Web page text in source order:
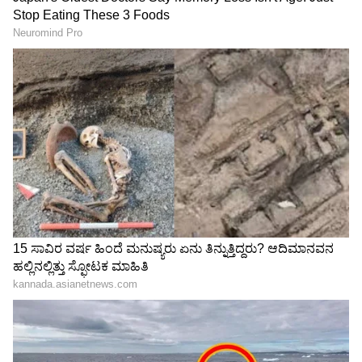
ಎದುರಾಗಿದೆ. ಭಾರಿ ಮಳೆಯಾದರೆ ಮಣ್ಣು ಸಡಿಲಗೊಂಡು ಗುಡ್ಡ
ಕುಸಿದರೆ ಅಪಾಯ ತಳ್ಳಿಹಾಕುವಂತಿಲ್ಲ ಎನ್ನುತ್ತಾರೆ ಸ್ಥಳೀಯರು.
ಗುಡ್ಡದ ಕೆಳಭಾಗದ ರಾಷ್ಟ್ರೀಯ ಹೆದ್ದಾರಿಯಲ್ಲಿ ನಿತ್ಯ
ಸಾವಿರಾರು ವಾಹನಗಳ ಸಂಚರಿಸುವುದರಿಂದ ಕೋಟಿಗಟ್ಟಲೆ
ಮೊತ್ತ ವ್ಯಯಿಸಿ ನಿರ್ಮಿಸಿದ ತಡೆಗೋಡೆಯೂ ವ್ಯರ್ಥವಾಗಲಿದೆ.
LATEST VIDEOS
"ರಾಜಕೀಯ ಬೇಡ, ಸಿನಿಮಾನೇ ಪ್ರಾಣ":
ಕನಕೋತ್ಸವದಲ್ಲಿ ರಿಷಬ್ ಶೆಟ್ಟಿ | Rishab
Shetty speech | Suvarna News
ಶೇ.50 ರಿಂದ ಶೇ.18 ಕ್ಕೆ TAX ಇಳಿಕೆ: ಮೋದಿ-
ಟ್ರಂಪ್ ಐತಿಹಾಸಿಕ ಒಪ್ಪಂದ | India US
Trade Deal | Party Rounds